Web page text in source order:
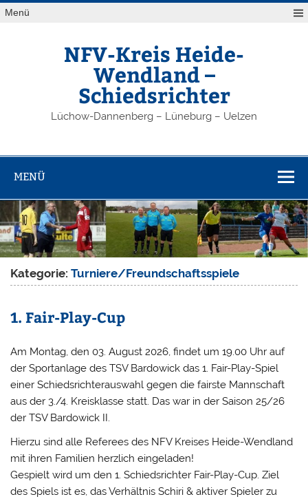
Zum
Inhalt
Menü
NFV-Kreis Heide-
Wendland –
Schiedsrichter
Lüchow-Dannenberg – Lüneburg – Uelzen
MENÜ
Kategorie:Turniere/Freundschaftsspiele
1. Fair-Play-Cup
Am Montag, den 03. August 2026, findet um 19.00 Uhr auf
der Sportanlage des TSV Bardowick das 1. Fair-Play-Spiel
einer Schiedsrichterauswahl gegen die fairste Mannschaft
aus der 3./4. Kreisklasse statt. Das war in der Saison 25/26
der TSV Bardowick II.
Hierzu sind alle Referees des NFV Kreises Heide-Wendland
mit ihren Familien herzlich eingeladen!
Gespielt wird um den 1. Schiedsrichter Fair-Play-Cup. Ziel
des Spiels ist es, das Verhältnis Schiri & aktiver Spieler zu